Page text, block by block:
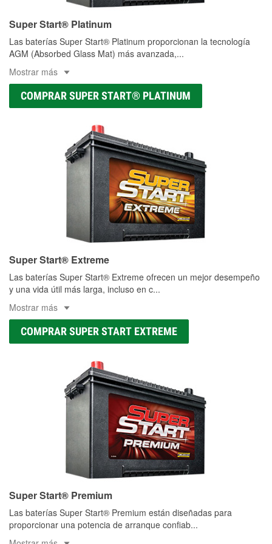
Super Start® Platinum
Las baterías Super Start® Platinum proporcionan la tecnología
AGM (Absorbed Glass Mat) más avanzada,...
Mostrar más
COMPRAR SUPER START® PLATINUM
Super Start® Extreme
Las baterías Super Start® Extreme ofrecen un mejor desempeño
y una vida útil más larga, incluso en c...
Mostrar más
COMPRAR SUPER START EXTREME
Super Start® Premium
Las baterías Super Start® Premium están diseñadas para
proporcionar una potencia de arranque confiab...